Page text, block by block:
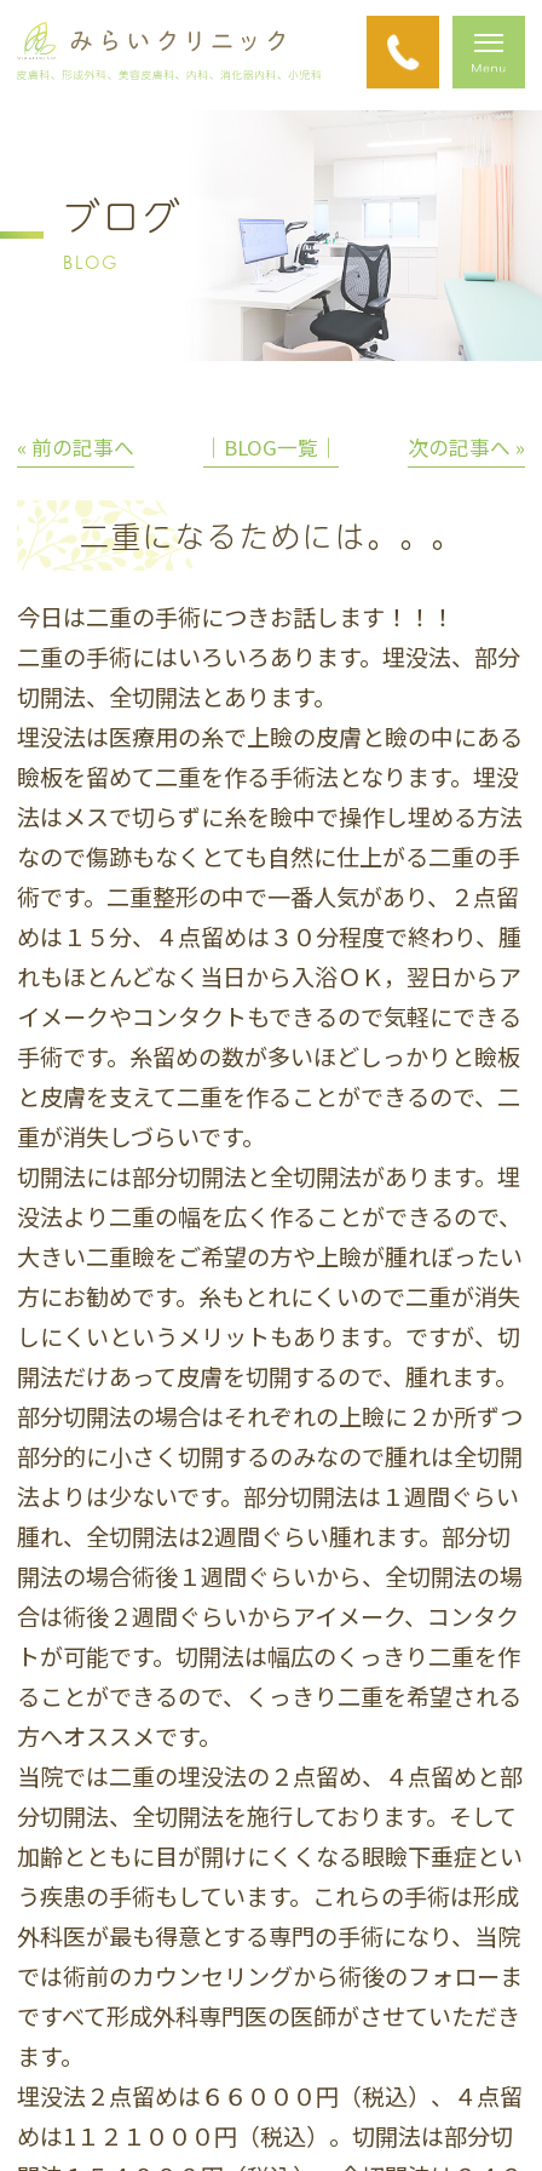
ブログ
BLOG
« 前の記事へ │BLOG一覧│ 次の記事へ »
二重になるためには。。。
今日は二重の手術につきお話します！！！
二重の手術にはいろいろあります。埋没法、部分
切開法、全切開法とあります。
埋没法は医療用の糸で上瞼の皮膚と瞼の中にある
瞼板を留めて二重を作る手術法となります。埋没
法はメスで切らずに糸を瞼中で操作し埋める方法
なので傷跡もなくとても自然に仕上がる二重の手
術です。二重整形の中で一番人気があり、２点留
めは１５分、４点留めは３０分程度で終わり、腫
れもほとんどなく当日から入浴ＯＫ，翌日からア
イメークやコンタクトもできるので気軽にできる
手術です。糸留めの数が多いほどしっかりと瞼板
と皮膚を支えて二重を作ることができるので、二
重が消失しづらいです。
切開法には部分切開法と全切開法があります。埋
没法より二重の幅を広く作ることができるので、
大きい二重瞼をご希望の方や上瞼が腫れぼったい
方にお勧めです。糸もとれにくいので二重が消失
しにくいというメリットもあります。ですが、切
開法だけあって皮膚を切開するので、腫れます。
部分切開法の場合はそれぞれの上瞼に２か所ずつ
部分的に小さく切開するのみなので腫れは全切開
法よりは少ないです。部分切開法は１週間ぐらい
腫れ、全切開法は2週間ぐらい腫れます。部分切
開法の場合術後１週間ぐらいから、全切開法の場
合は術後２週間ぐらいからアイメーク、コンタク
トが可能です。切開法は幅広のくっきり二重を作
ることができるので、くっきり二重を希望される
方へオススメです。
当院では二重の埋没法の２点留め、４点留めと部
分切開法、全切開法を施行しております。そして
加齢とともに目が開けにくくなる眼瞼下垂症とい
う疾患の手術もしています。これらの手術は形成
外科医が最も得意とする専門の手術になり、当院
では術前のカウンセリングから術後のフォローま
ですべて形成外科専門医の医師がさせていただき
ます。
埋没法２点留めは６６０００円（税込）、４点留
めは1１２１０００円（税込）。切開法は部分切